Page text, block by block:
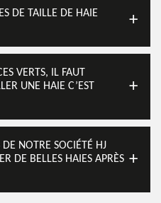
DE TAILLE DE HAIE
VERTS, IL FAUT
UNE HAIE C’EST
DE NOTRE SOCIÉTÉ HJ
DE BELLES HAIES APRÈS